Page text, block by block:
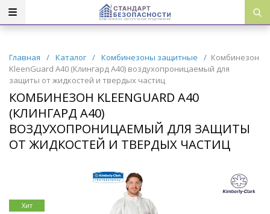
Главная / Каталог / Комбинезоны защитные / Комбинезон
KleenGuard A40 (Клингард А40) воздухопроницаемый для
защиты от жидкостей и твердых частиц
КОМБИНЕЗОН KLEENGUARD A40
(КЛИНГАРД А40)
ВОЗДУХОПРОНИЦАЕМЫЙ ДЛЯ ЗАЩИТЫ
ОТ ЖИДКОСТЕЙ И ТВЕРДЫХ ЧАСТИЦ
Хит